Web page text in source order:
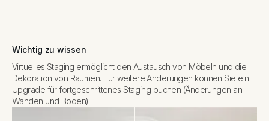
Wichtig zu wissen
Virtuelles Staging ermöglicht den Austausch von Möbeln und die
Dekoration von Räumen. Für weitere Änderungen können Sie ein
Upgrade für fortgeschrittenes Staging buchen (Änderungen an
Wänden und Böden).